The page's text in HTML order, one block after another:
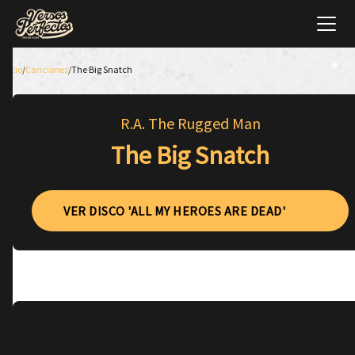
Inicio/Canciones/The Big Snatch
R.A. The Rugged Man
The Big Snatch
VER DISCO 'ALL MY HEROES ARE DEAD'